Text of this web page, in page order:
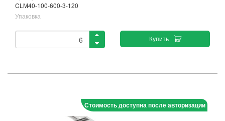
CLM40-100-600-3-120
Упаковка
Купить
Стоимость доступна после авторизации